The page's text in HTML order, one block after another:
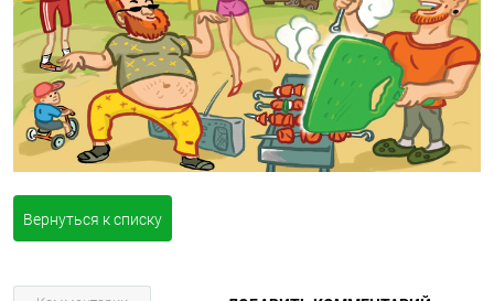
Вернуться к списку